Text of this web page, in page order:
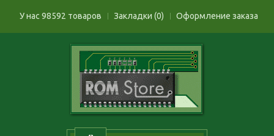
У нас 98592 товаров Закладки (0) Оформление заказа